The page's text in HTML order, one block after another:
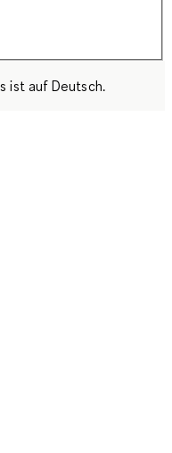
ist auf Deutsch.